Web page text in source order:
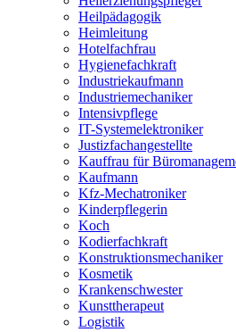
Heilpädagogik
Heimleitung
Hotelfachfrau
Hygienefachkraft
Industriekaufmann
Industriemechaniker
Intensivpflege
IT-Systemelektroniker
Justizfachangestellte
Kauffrau für
Kaufmann
Kfz-Mechatroniker
Kinderpflegerin
Koch
Kodierfachkraft
Konstruktionsmechaniker
Kosmetik
Krankenschwester
Kunsttherapeut
Logistik